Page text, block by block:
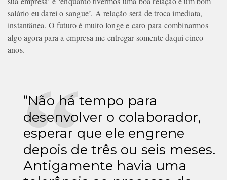
salário eu darei o sangue’. A relação será de troca imediata,
instantânea. O futuro é muito longe e caro para combinarmos
algo agora para a empresa me entregar somente daqui cinco
anos.
“Não há tempo para
desenvolver o colaborador,
esperar que ele engrene
depois de três ou seis meses.
Antigamente havia uma